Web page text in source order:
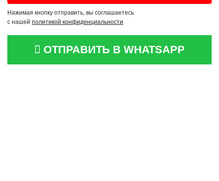
Нажимая кнопку отправить, вы соглашаетесь
с нашей политикой конфиденциальности
ОТПРАВИТЬ В WHATSAPP